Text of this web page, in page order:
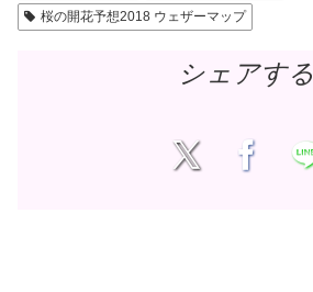
桜の開花予想2018 ウェザーマップ
シェアする